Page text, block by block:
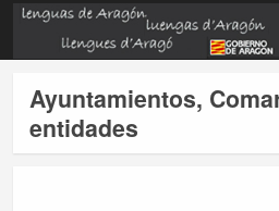
Ayuntamientos,
entidades